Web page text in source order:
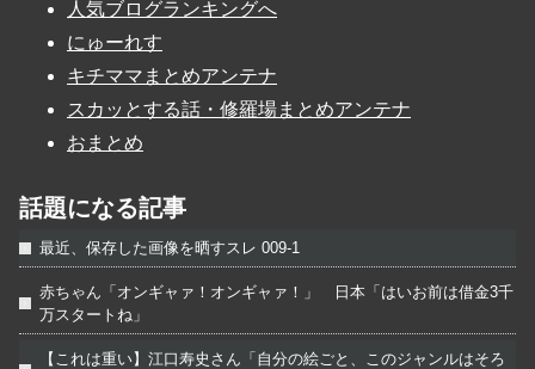
人気ブログランキングへ
にゅーれす
キチママまとめアンテナ
スカッとする話・修羅場まとめアンテナ
おまとめ
話題になる記事
最近、保存した画像を晒すスレ 009-1
赤ちゃん「オンギャァ！オンギャァ！」 日本「はいお前は借金3千
万スタートね」
【これは重い】江口寿史さん「自分の絵ごと、このジャンルはそろ